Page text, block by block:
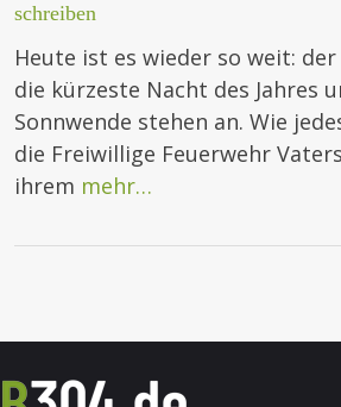
schreiben
Heute ist es wieder so weit:
die kürzeste Nacht des Jahres
Sonnwende stehen an. Wie
die Freiwillige Feuerwehr
ihrem mehr…